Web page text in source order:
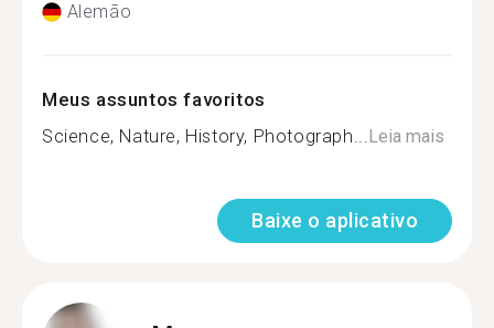
Alemão
Meus assuntos favoritos
Science, Nature, History, Photograph...Leia mais
Baixe o aplicativo